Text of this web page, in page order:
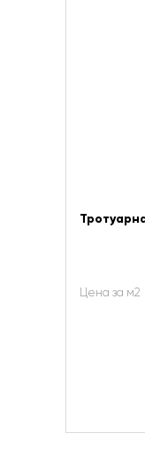
Цена за м2